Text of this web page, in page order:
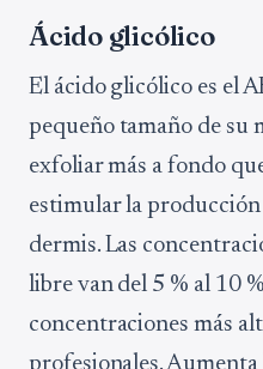
Ácido glicólico
El ácido glicólico es el
pequeño tamaño de su
exfoliar más a fondo
estimular la producción
dermis. Las
libre van del 5 % al 10
concentraciones más
profesionales.